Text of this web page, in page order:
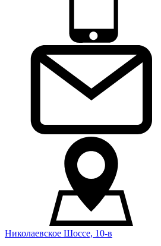
Николаевское Шоссе, 10-в